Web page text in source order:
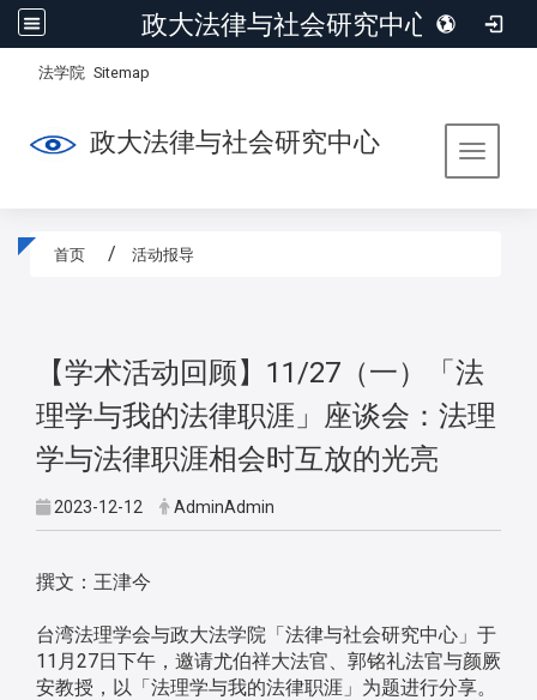
政大法律与社会研究中心
法学院 Sitemap
Toggle
政大法律与社会研究中心
首页 活动报导
【学术活动回顾】11/27（一）「法
理学与我的法律职涯」座谈会：法理
学与法律职涯相会时互放的光亮
2023-12-12 AdminAdmin
撰文：王津今
台湾法理学会与政大法学院「法律与社会研究中心」于
11月27日下午，邀请尤伯祥大法官、郭铭礼法官与颜厥
安教授，以「法理学与我的法律职涯」为题进行分享。